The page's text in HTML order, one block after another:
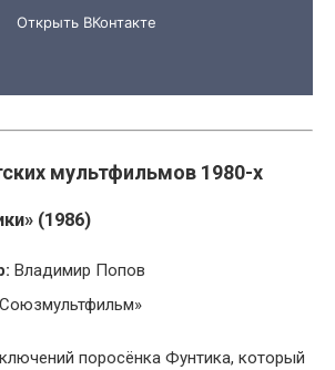
мультфильмов 1980-х
(1986)
Владимир Попов
поросёнка Фунтика, который